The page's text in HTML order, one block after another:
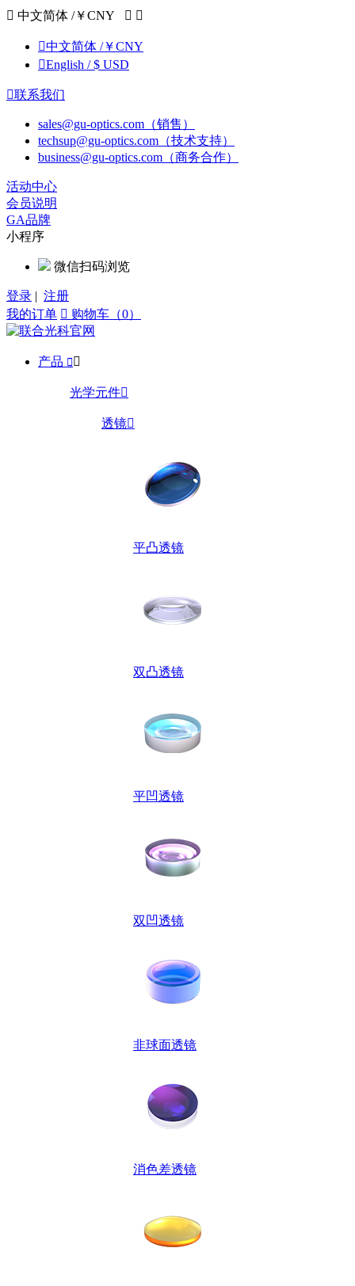
 中文简体 /￥CNY  
中文简体 /￥CNY
English / $ USD
联系我们
sales@gu-optics.com（销售）
techsup@gu-optics.com（技术支持）
business@gu-optics.com（商务合作）
活动中心
会员说明
GA品牌
小程序
微信扫码浏览
登录 | 注册
我的订单  购物车（0）
产品  
光学元件
透镜
平凸透镜
双凸透镜
平凹透镜
双凹透镜
非球面透镜
消色差透镜